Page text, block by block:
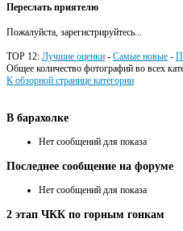
Переслать приятелю
Пожалуйста, зарегистрируйтесь...
TOP 12: Лучшие оценки - Самые новые -
Общее количество фотографий во всех
К обзорной странице категории
В барахолке
Нет сообщений для показа
Последнее сообщение на форуме
Нет сообщений для показа
2 этап ЧКК по горным гонкам